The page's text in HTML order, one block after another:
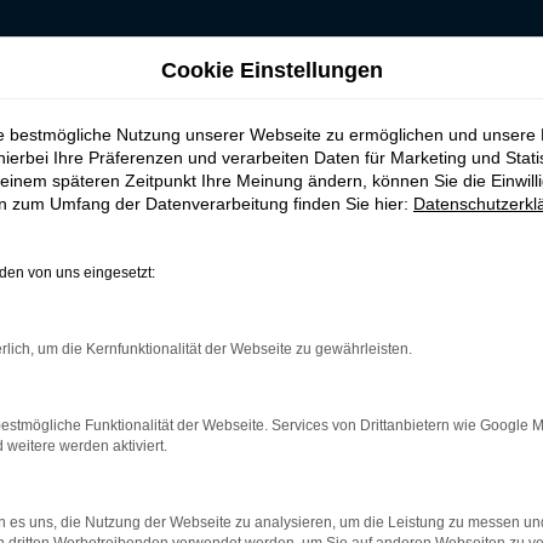
Tageszulassung in Essen
umfassende Recherchen durch. Haben Sie dabei auch
günstigere Möglichkeit für einen echten Neuwagen gibt.
aus dem Werk stammt. Der Unterschied zu einem
von Ihnen in Essen gefahren zu werden. Und das ohne
Cookie Einstellungen
bestmögliche Nutzung unserer Webseite zu ermöglichen und unsere
Ihre Präferenzen und verarbeiten Daten für Marketing und
späteren Zeitpunkt Ihre Meinung ändern, können Sie die
zum Umfang der Datenverarbeitung finden Sie hier:
von uns eingesetzt:
um die Kernfunktionalität der Webseite zu gewährleisten.
Funktionalität der Webseite. Services von Drittanbietern wie Google
weitere werden aktiviert.
es uns, die Nutzung der Webseite zu analysieren, um die Leistung zu messen